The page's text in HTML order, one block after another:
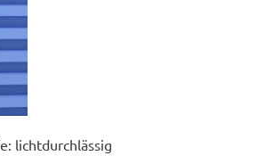
lichtdurchlässig